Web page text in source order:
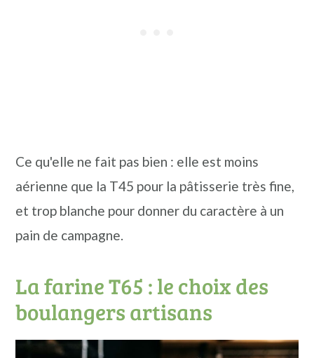
Ce qu'elle ne fait pas bien : elle est moins
aérienne que la T45 pour la pâtisserie très fine,
et trop blanche pour donner du caractère à un
pain de campagne.
La farine T65 : le choix des
boulangers artisans